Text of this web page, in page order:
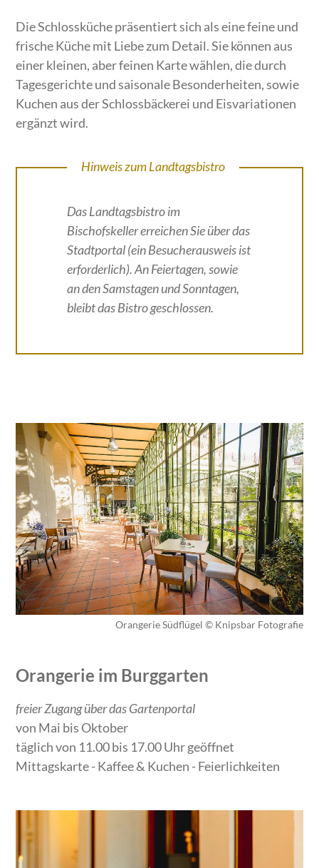
Die Schlossküche präsentiert sich als eine feine und
frische Küche mit Liebe zum Detail. Sie können aus
einer kleinen, aber feinen Karte wählen, die durch
Tagesgerichte und saisonale Besonderheiten, sowie
Kuchen aus der Schlossbäckerei und Eisvariationen
ergänzt wird.
Hinweis zum Landtagsbistro
Das Landtagsbistro im
Bischofskeller erreichen Sie über das
Stadtportal (ein Besucherausweis ist
erforderlich). An Feiertagen, sowie
an den Samstagen und Sonntagen,
bleibt das Bistro geschlossen.
Orangerie Südflügel © Knipsbar Fotografie
Orangerie im Burggarten
freier Zugang über das Gartenportal
von Mai bis Oktober
täglich von 11.00 bis 17.00 Uhr geöffnet
Mittagskarte - Kaffee & Kuchen - Feierlichkeiten